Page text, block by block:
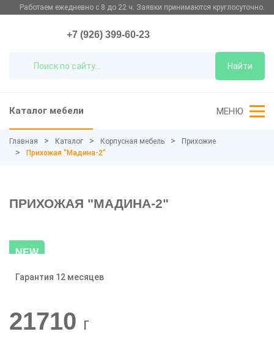
Работаем ежедневно с 8 до 22 ч. Заявки принимаются круглосуточно.
Найти
+7 (926) 399-60-23
Каталог мебели МЕНЮ
Главная Каталог Корпусная мебель
Прихожие
Прихожая "Мадина-2"
ПРИХОЖАЯ "МАДИНА-2"
NEW
-20%
Гарантия 12 месяцев
21710 г